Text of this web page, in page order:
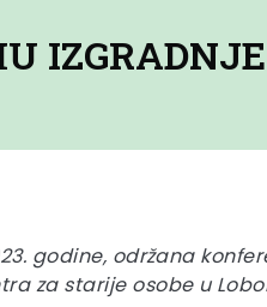
IZGRADNJE
godine, održana
za starije osobe u